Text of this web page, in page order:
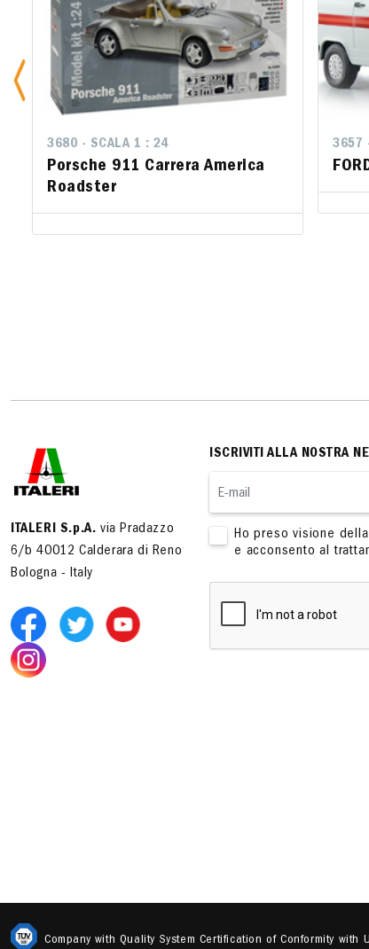
3680 - SCALA 1 : 24
Porsche 911 Carrera America
Roadster
3657
3657
ITALERI S.p.A. via Pradazzo
6/b 40012 Calderara di Reno
Bologna - Italy
ISCRIVITI ALLA NOSTRA
Ho preso visione
e acconsento al
Company with Quality System Certification of Conformity with